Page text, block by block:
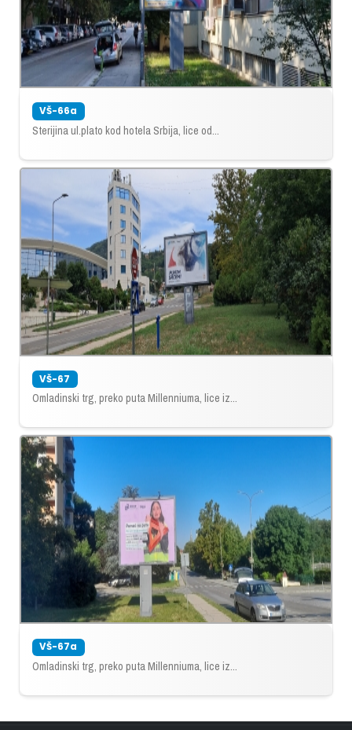
VŠ-66a
Sterijina ul.plato kod hotela Srbija, lice od...
VŠ-67
Omladinski trg, preko puta Millenniuma, lice iz...
VŠ-67a
Omladinski trg, preko puta Millenniuma, lice iz...